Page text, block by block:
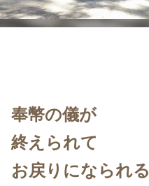
奉幣の儀が
終えられて
お戻りになられる